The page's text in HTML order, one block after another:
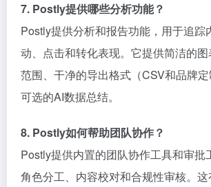
7. Postly提供哪些分析功能？
Postly提供分析和报告功能，用于追踪
动、点击和转化表现。它提供简洁的
范围、干净的导出格式（CSV和品牌
可选的AI数据总结。
8. Postly如何帮助团队协作？
Postly提供内置的团队协作工具和审批
角色分工、内容校对和合规性审核。